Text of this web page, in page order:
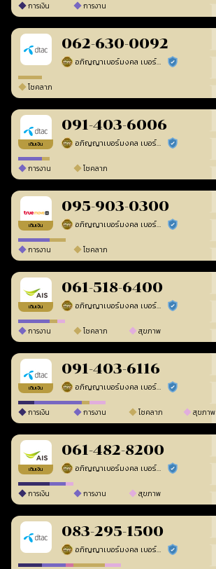
การเงิน การงาน
062-630-0092
อภิญญาเบอร์มงคล เบอร์สวยเลขศาสตร์ ร้านยืนยันแล้ว
โชคลาภ
เติมเงิน
091-403-6006
อภิญญาเบอร์มงคล เบอร์สวยเลขศาสตร์ ร้านยืนยันแล้ว
การงาน โชคลาภ
เติมเงิน
095-903-0300
อภิญญาเบอร์มงคล เบอร์สวยเลขศาสตร์ ร้านยืนยันแล้ว
การงาน โชคลาภ
เติมเงิน
061-518-6400
อภิญญาเบอร์มงคล เบอร์สวยเลขศาสตร์ ร้านยืนยันแล้ว
การงาน โชคลาภ สุขภาพ
เติมเงิน
091-403-6116
อภิญญาเบอร์มงคล เบอร์สวยเลขศาสตร์ ร้านยืนยันแล้ว
การเงิน การงาน โชคลาภ สุขภาพ
เติมเงิน
061-482-8200
อภิญญาเบอร์มงคล เบอร์สวยเลขศาสตร์ ร้านยืนยันแล้ว
การเงิน การงาน สุขภาพ
083-295-1500
อภิญญาเบอร์มงคล เบอร์สวยเลขศาสตร์ ร้านยืนยันแล้ว